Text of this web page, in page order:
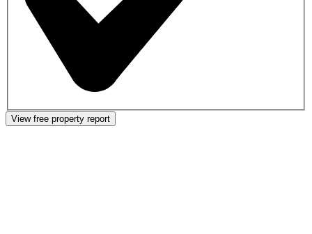
View free property report